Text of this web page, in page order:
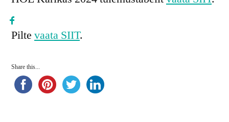
Pilte vaata SIIT.
Share this...